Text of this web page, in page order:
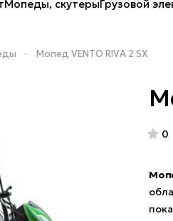
Мопеды, скутерыГрузовой
– Мопед VENTO RIVA 2 SX
0